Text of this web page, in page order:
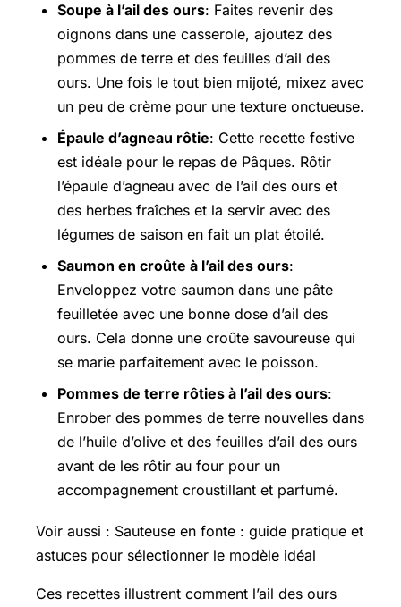
Soupe à l’ail des ours: Faites revenir des
oignons dans une casserole, ajoutez des
pommes de terre et des feuilles d’ail des
ours. Une fois le tout bien mijoté, mixez avec
un peu de crème pour une texture onctueuse.
Épaule d’agneau rôtie: Cette recette festive
est idéale pour le repas de Pâques. Rôtir
l’épaule d’agneau avec de l’ail des ours et
des herbes fraîches et la servir avec des
légumes de saison en fait un plat étoilé.
Saumon en croûte à l’ail des ours:
Enveloppez votre saumon dans une pâte
feuilletée avec une bonne dose d’ail des
ours. Cela donne une croûte savoureuse qui
se marie parfaitement avec le poisson.
Pommes de terre rôties à l’ail des ours:
Enrober des pommes de terre nouvelles dans
de l’huile d’olive et des feuilles d’ail des ours
avant de les rôtir au four pour un
accompagnement croustillant et parfumé.
Voir aussi : Sauteuse en fonte : guide pratique et
astuces pour sélectionner le modèle idéal
Ces recettes illustrent comment l’ail des ours